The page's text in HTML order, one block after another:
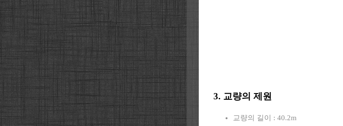
3. 교량의 제원
교량의 길이 : 40.2m